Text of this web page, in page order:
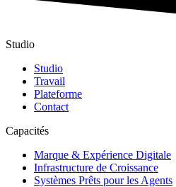
Studio
Studio
Travail
Plateforme
Contact
Capacités
Marque & Expérience Digitale
Infrastructure de Croissance
Systèmes Prêts pour les Agents